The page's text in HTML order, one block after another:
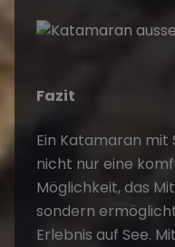
Fazit
Ein Katamaran mit
nicht nur eine
Möglichkeit, das
sondern
Erlebnis auf See.